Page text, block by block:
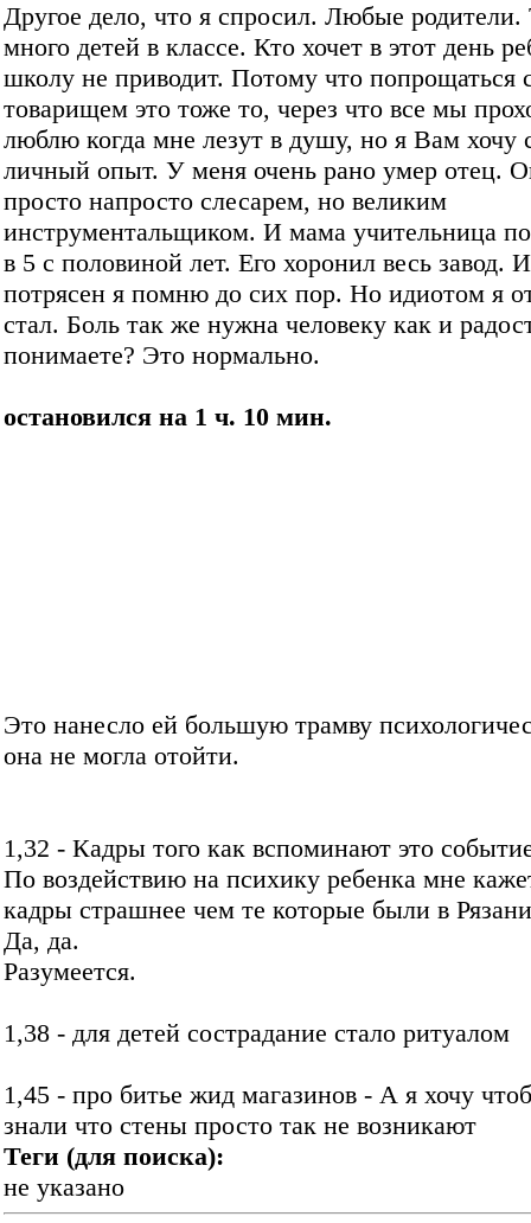
Другое дело, что я спросил. Любые
много детей в классе. Кто хочет в этот день
школу не приводит. Потому что попрощаться
товарищем это тоже то, через что все мы
люблю когда мне лезут в душу, но я Вам хочу
личный опыт. У меня очень рано умер отец.
просто напросто слесарем, но великим
инструментальщиком. И мама учительница
в 5 с половиной лет. Его хоронил весь завод.
потрясен я помню до сих пор. Но идиотом я
стал. Боль так же нужна человеку как и
понимаете? Это нормально.
остановился на 1 ч. 10 мин.
Это нанесло ей большую трамву
она не могла отойти.
1,32 - Кадры того как вспоминают это
По воздействию на психику ребенка мне
кадры страшнее чем те которые были в
Да, да.
Разумеется.
1,38 - для детей сострадание стало ритуалом
1,45 - про битье жид магазинов - А я хочу
знали что стены просто так не возникают
Теги (для поиска):
не указано